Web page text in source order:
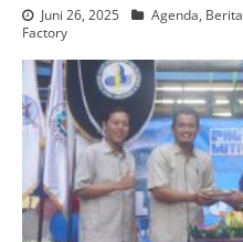
Juni 26, 2025 Agenda, Berita
Factory